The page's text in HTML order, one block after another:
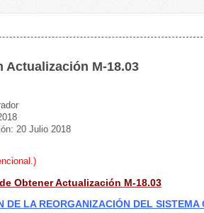
Actualización M-18.03
20 Julio 2018
Obtener Actualización M-18.03
DE LA REORGANIZACIÓN DEL SISTEMA